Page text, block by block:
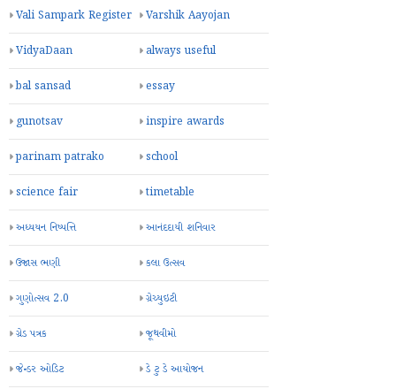
Vali Sampark Register Varshik Aayojan
VidyaDaan always useful
bal sansad essay
gunotsav inspire awards
parinam patrako school
science fair timetable
અધ્યયન નિષ્પત્તિ આનંદદાયી શનિવાર
ઉજાસ ભણી કલા ઉત્સવ
ગુણોત્સવ 2.0 ગ્રેચ્યુઇટી
ગ્રેડ પત્રક જૂથવીમો
જેન્ડર ઓડિટ ડે ટુ ડે આયોજન